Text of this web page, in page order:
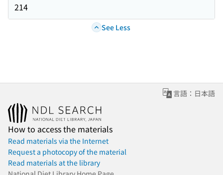
214
See Less
言語：日本語
How to access the materials
Read materials via the Internet
Request a photocopy of the material
Read materials at the library